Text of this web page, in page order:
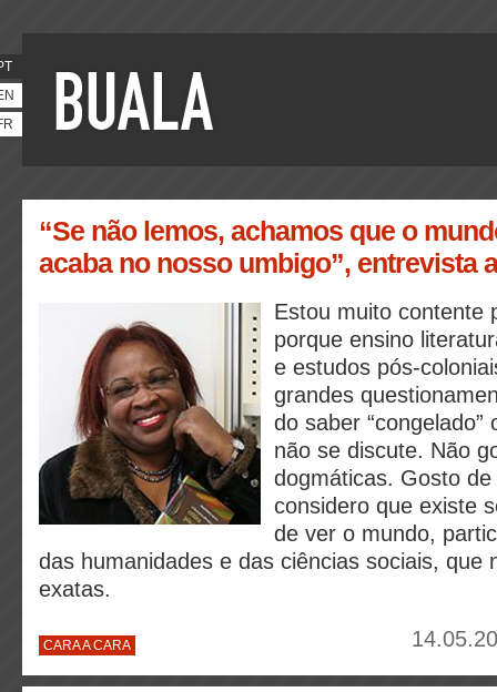
“Se não lemos, achamos que o
acaba no nosso umbigo”, entrevista
Estou muito contente
porque ensino
e estudos pós-
grandes
do saber “congelado”
não se discute. Não
dogmáticas. Gosto
considero que existe
de ver o mundo,
das humanidades e das ciências sociais, que
exatas.
CARA A CARA